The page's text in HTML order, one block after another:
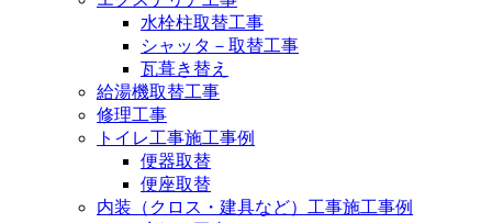
水栓柱取替工事
シャッタ－取替工事
瓦葺き替え
給湯機取替工事
修理工事
トイレ工事施工事例
便器取替
便座取替
内装（クロス・建具など）工事施工事例